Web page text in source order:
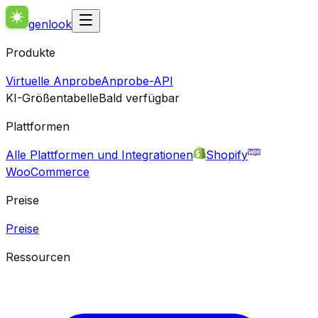
genlook
Produkte
Virtuelle AnprobeAnprobe-API
KI-GrößentabelleBald verfügbar
Plattformen
Alle Plattformen und Integrationen
Shopify
WooCommerce
Preise
Preise
Ressourcen